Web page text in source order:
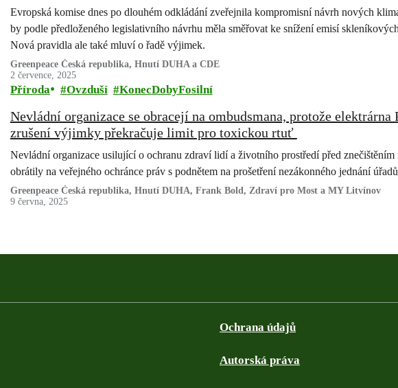
Evropská komise dnes po dlouhém odkládání zveřejnila kompromisní návrh nových
by podle předloženého legislativního návrhu měla směřovat ke snížení emisí
Nová pravidla ale také mluví o řadě výjimek.
Greenpeace Česká republika, Hnutí DUHA a CDE
2 července, 2025
Příroda Ovzduší KonecDobyFosilní
Nevládní organizace se obracejí na ombudsmana, protože elektrárna
zrušení výjimky překračuje limit pro toxickou rtuť
Nevládní organizace usilující o ochranu zdraví lidí a životního prostředí před znečištěním
obrátily na veřejného ochránce práv s podnětem na prošetření nezákonného jednání
Greenpeace Česká republika, Hnutí DUHA, Frank Bold, Zdraví pro Most a MY Litvínov
9 června, 2025
Ochrana údajů
Autorská práva